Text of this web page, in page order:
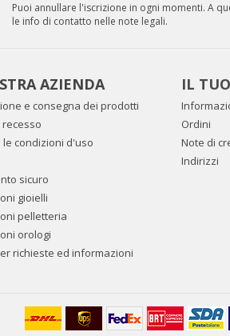
Puoi annullare l'iscrizione in ogni momenti. A
le info di contatto nelle note legali.
AZIENDA
e consegna dei prodotti
le condizioni d'uso
sicuro
gioielli
pelletteria
orologi
richieste ed informazioni
IL
Ordini
Note di
Indirizzi